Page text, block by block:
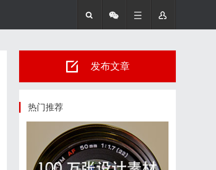
发布文章
热门推荐